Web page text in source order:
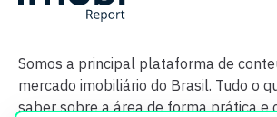
Somos a principal plataforma de
mercado imobiliário do Brasil. Tudo o
saber sobre a área de forma prática e